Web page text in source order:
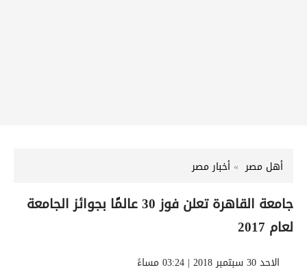
أهل مصر أخبار مصر
جامعة القاهرة تعلن فوز 30 عالمًا بجوائز الجامعة
لعام 2017
الاحد 30 سبتمبر 2018 | 03:24 مساءً